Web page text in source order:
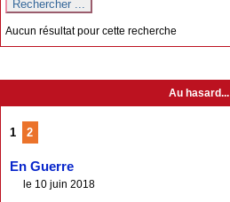
Aucun résultat pour cette recherche
Au hasard...
1 2
En Guerre
le 10 juin 2018